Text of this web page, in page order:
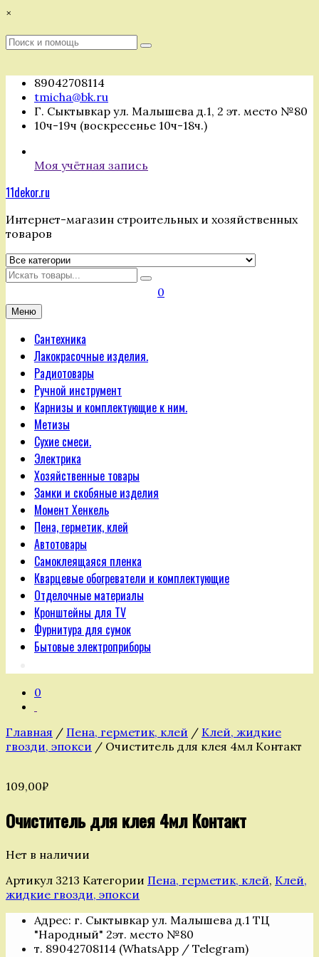
Перейти
содержимому
×
Поиск
Поиск
89042708114
tmicha@bk.ru
Г. Сыктывкар ул. Малышева д.1, 2 эт. место №80
10ч-19ч (воскресенье 10ч-18ч.)
Моя учётная запись
11dekor.ru
Интернет-магазин строительных и хозяйственных
товаров
Искать
0
Меню
Сантехника
Лакокрасочные изделия.
Радиотовары
Ручной инструмент
Карнизы и комплектующие к ним.
Метизы
Сухие смеси.
Электрика
Хозяйственные товары
Замки и скобяные изделия
Момент Хенкель
Пена, герметик, клей
Автотовары
Самоклеящаяся пленка
Кварцевые обогреватели и комплектующие
Отделочные материалы
Кронштейны для TV
Фурнитура для сумок
Бытовые электроприборы
0
Главная / Пена, герметик, клей / Клей, жидкие
гвозди, эпокси / Очиститель для клея 4мл Контакт
109,00₽
Очиститель для клея 4мл Контакт
Нет в наличии
Артикул 3213 Категории Пена, герметик, клей, Клей,
жидкие гвозди, эпокси
Адрес: г. Сыктывкар ул. Малышева д.1 ТЦ
"Народный" 2эт. место №80
т. 89042708114 (WhatsApp / Telegram)